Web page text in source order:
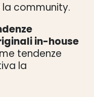
community.
in-house
tendenze
la